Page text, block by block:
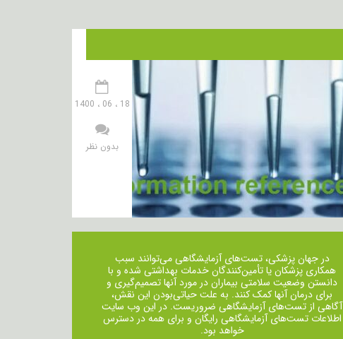
18 ، 06 ، 1400
بدون نظر
در جهان پزشکی، تست‌های آزمایشگاهی می‌توانند سبب
همکاری پزشکان یا تأمین‌کنندگان خدمات بهداشتی شده و با
دانستن وضعیت سلامتی بیماران در مورد آنها تصمیم‌گیری و
برای درمان ‌آنها کمک کنند. به علت حیاتی‌بودن این نقش،
آگاهی از تست‌های آزمایشگاهی ضروریست. در این وب سایت
اطلاعات تست‌های آزمایشگاهی رایگان و برای همه در دسترس
خواهد بود.